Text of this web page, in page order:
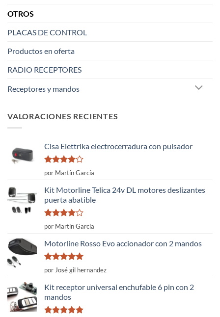
OTROS
PLACAS DE CONTROL
Productos en oferta
RADIO RECEPTORES
Receptores y mandos
VALORACIONES RECIENTES
Cisa Elettrika electrocerradura con pulsador
Valorado
con
5
por Martín García
Kit Motorline Telica 24v DL motores deslizantes
puerta abatible
Valorado
con
5
por Martín García
Motorline Rosso Evo accionador con 2 mandos
Valorado
con
de 5
por José gil hernandez
Kit receptor universal enchufable 6 pin con 2
mandos